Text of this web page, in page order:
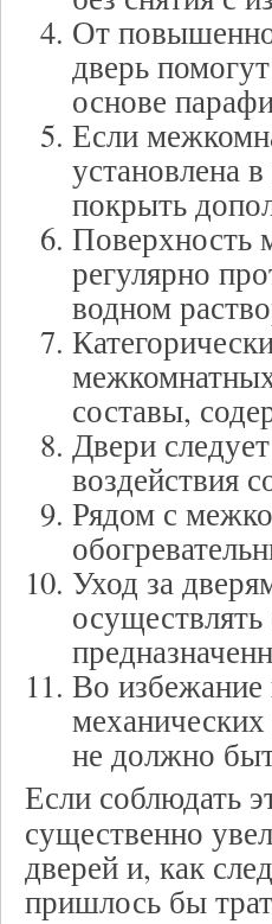
От
дверь
основе
Если
установлена
покрыть
Поверхность
регулярно
водном
составы,
Двери
воздействия
Рядом с
Уход за
Во избежание
не должно
Если соблюдать
существенно
дверей и, как
пришлось бы